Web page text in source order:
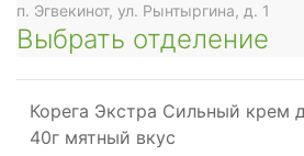
п. Эгвекинот, ул. Рынтыргина, д. 1
Выбрать отделение
Корега Экстра Сильный крем
40г мятный вкус